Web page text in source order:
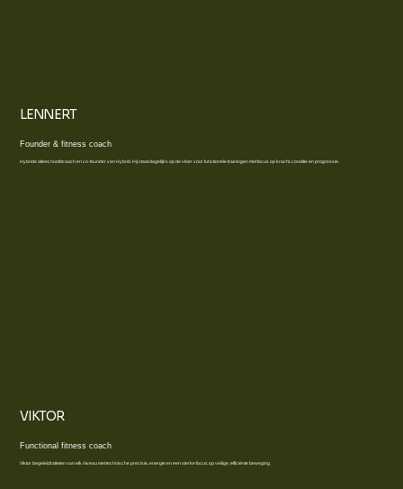
LENNERT
Founder & fitness coach
Hybride atleet, hoofdcoach en co-founder van Hybrid. Hij staat dagelijks op de vloer voor functionele trainingen met focus op kracht, conditie en progressie.
VIKTOR
Functional fitness coach
Viktor begeleidt atleten van elk niveau met technische precisie, energie en een sterke focus op veilige, efficiënte beweging.